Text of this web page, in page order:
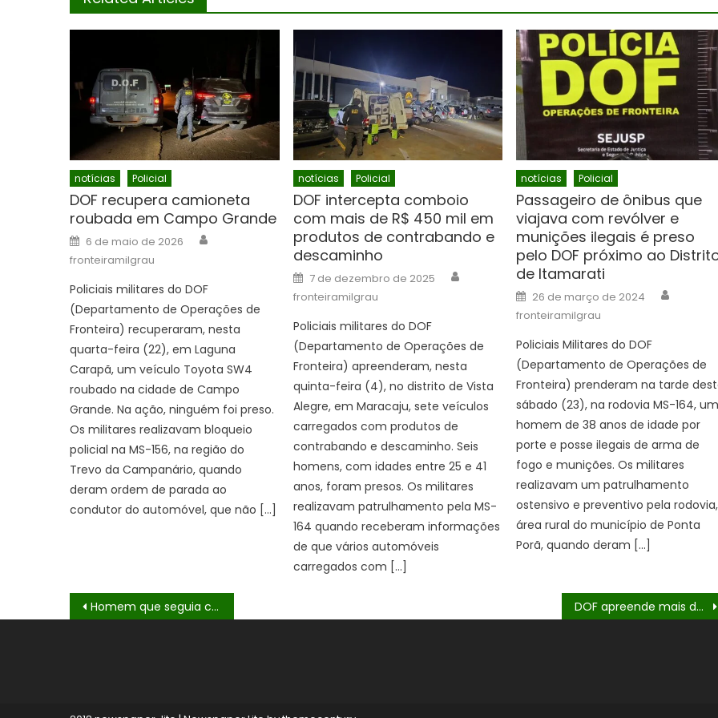
notícias Policial
DOF recupera camioneta
roubada em Campo Grande
Posted
on
6 de maio de 2026
fronteiramilgrau
Policiais militares do DOF
(Departamento de Operações de
Fronteira) recuperaram, nesta
quarta-feira (22), em Laguna
Carapã, um veículo Toyota SW4
roubado na cidade de Campo
Grande. Na ação, ninguém foi preso.
Os militares realizavam bloqueio
policial na MS-156, na região do
Trevo da Campanário, quando
deram ordem de parada ao
condutor do automóvel, que não […]
notícias Policial
DOF intercepta comboio
com mais de R$ 450 mil em
produtos de contrabando e
descaminho
Posted
on
7 de dezembro de 2025
fronteiramilgrau
Policiais militares do DOF
(Departamento de Operações de
Fronteira) apreenderam, nesta
quinta-feira (4), no distrito de Vista
Alegre, em Maracaju, sete veículos
carregados com produtos de
contrabando e descaminho. Seis
homens, com idades entre 25 e 41
anos, foram presos. Os militares
realizavam patrulhamento pela MS-
164 quando receberam informações
de que vários automóveis
carregados com […]
notícias Policial
Passageiro de ônibus que
viajava com revólver e
munições ilegais é preso
pelo DOF próximo ao
de Itamarati
Posted
on
26 de março de 2024
fronteiramilgrau
Policiais Militares do DOF
(Departamento de Operações de
Fronteira) prenderam na tarde
sábado (23), na rodovia MS-164,
homem de 38 anos de idade por
porte e posse ilegais de arma de
fogo e munições. Os militares
realizavam um patrulhamento
ostensivo e preventivo pela rodovia,
área rural do município de Ponta
Porã, quando deram […]
Navegação
Homem que seguia com maconha para Caarapó é preso pelo DOF em Amambai DOF apreende mais de 20 quilos de drogas que seguiam para Goiás